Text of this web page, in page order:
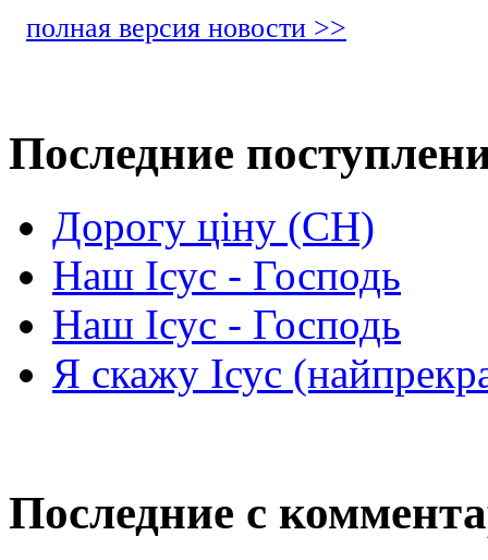
полная версия новости >>
Последние
Дорогу ціну (СН)
Наш Ісус - Господь
Наш Ісус - Господь
Я скажу Ісус
Последние с